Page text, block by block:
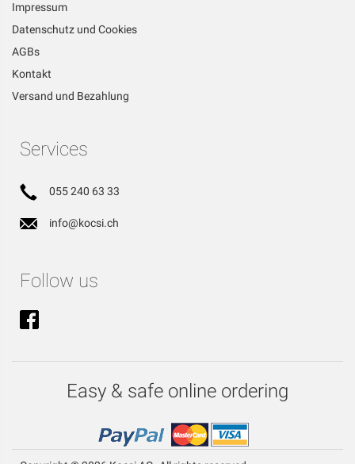
Impressum
Datenschutz und Cookies
AGBs
Kontakt
Versand und Bezahlung
Services
055 240 63 33
info@kocsi.ch
Follow us
Easy & safe online ordering